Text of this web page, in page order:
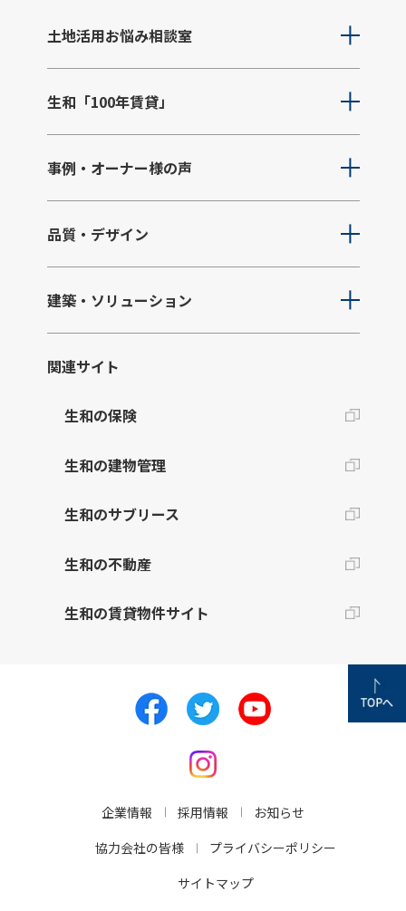
土地活用お悩み相談室
生和「100年賃貸」
事例・オーナー様の声
品質・デザイン
建築・ソリューション
関連サイト
生和の保険
生和の建物管理
生和のサブリース
生和の不動産
生和の賃貸物件サイト
企業情報 採用情報
お知らせ
協力会社の皆様
プライバシーポリシー
サイトマップ